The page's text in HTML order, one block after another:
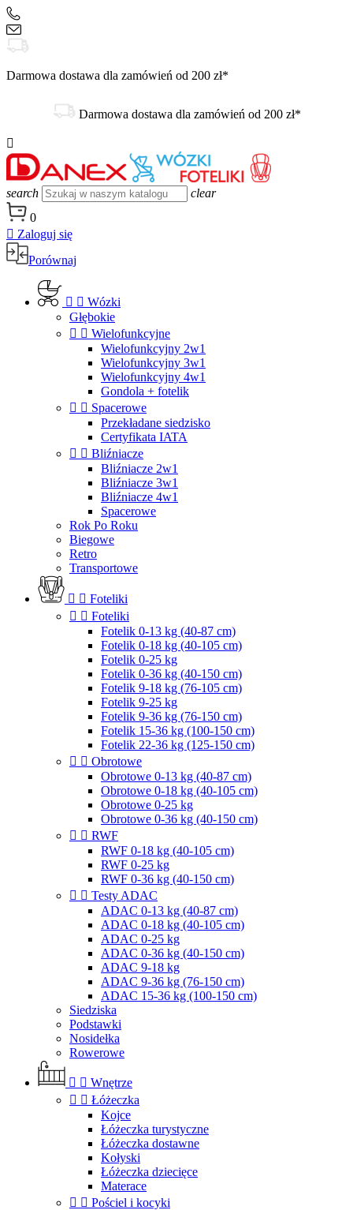
Darmowa dostawa dla zamówień od 200 zł*
Darmowa dostawa dla zamówień od 200 zł*

search
clear
0
 Zaloguj się
Porównaj
  Wózki
Głębokie
  Wielofunkcyjne
Wielofunkcyjny 2w1
Wielofunkcyjny 3w1
Wielofunkcyjny 4w1
Gondola + fotelik
  Spacerowe
Przekładane siedzisko
Certyfikata IATA
  Bliźniacze
Bliźniacze 2w1
Bliźniacze 3w1
Bliźniacze 4w1
Spacerowe
Rok Po Roku
Biegowe
Retro
Transportowe
  Foteliki
  Foteliki
Fotelik 0-13 kg (40-87 cm)
Fotelik 0-18 kg (40-105 cm)
Fotelik 0-25 kg
Fotelik 0-36 kg (40-150 cm)
Fotelik 9-18 kg (76-105 cm)
Fotelik 9-25 kg
Fotelik 9-36 kg (76-150 cm)
Fotelik 15-36 kg (100-150 cm)
Fotelik 22-36 kg (125-150 cm)
  Obrotowe
Obrotowe 0-13 kg (40-87 cm)
Obrotowe 0-18 kg (40-105 cm)
Obrotowe 0-25 kg
Obrotowe 0-36 kg (40-150 cm)
  RWF
RWF 0-18 kg (40-105 cm)
RWF 0-25 kg
RWF 0-36 kg (40-150 cm)
  Testy ADAC
ADAC 0-13 kg (40-87 cm)
ADAC 0-18 kg (40-105 cm)
ADAC 0-25 kg
ADAC 0-36 kg (40-150 cm)
ADAC 9-18 kg
ADAC 9-36 kg (76-150 cm)
ADAC 15-36 kg (100-150 cm)
Siedziska
Podstawki
Nosidełka
Rowerowe
  Wnętrze
  Łóżeczka
Kojce
Łóżeczka turystyczne
Łóżeczka dostawne
Kołyski
Łóżeczka dziecięce
Materace
  Pościel i kocyki